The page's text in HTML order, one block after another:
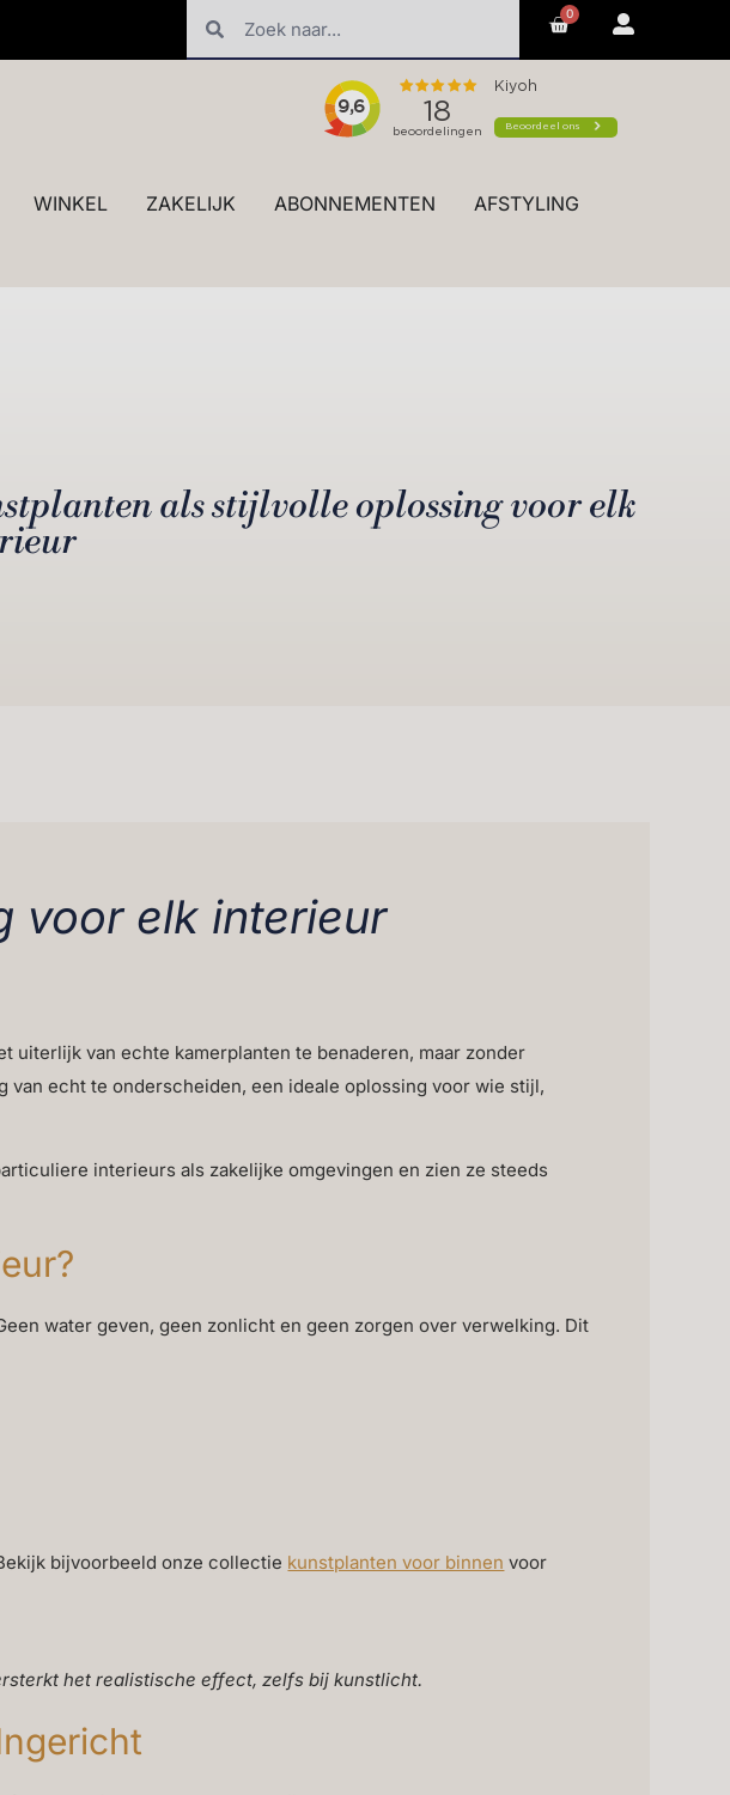
✓ Maatwerk styling en advies in de winkel
0
WINKEL ZAKELIJK ABONNEMENTEN
AFSTYLING
als stijlvolle oplossing voor elk
voor elk interieur
uiterlijk van echte kamerplanten te benaderen, maar zonder
echt te onderscheiden, een ideale oplossing voor wie stijl,
interieurs als zakelijke omgevingen en zien ze steeds
water geven, geen zonlicht en geen zorgen over verwelking. Dit
bijvoorbeeld onze collectie kunstplanten voor binnen voor
het realistische effect, zelfs bij kunstlicht.